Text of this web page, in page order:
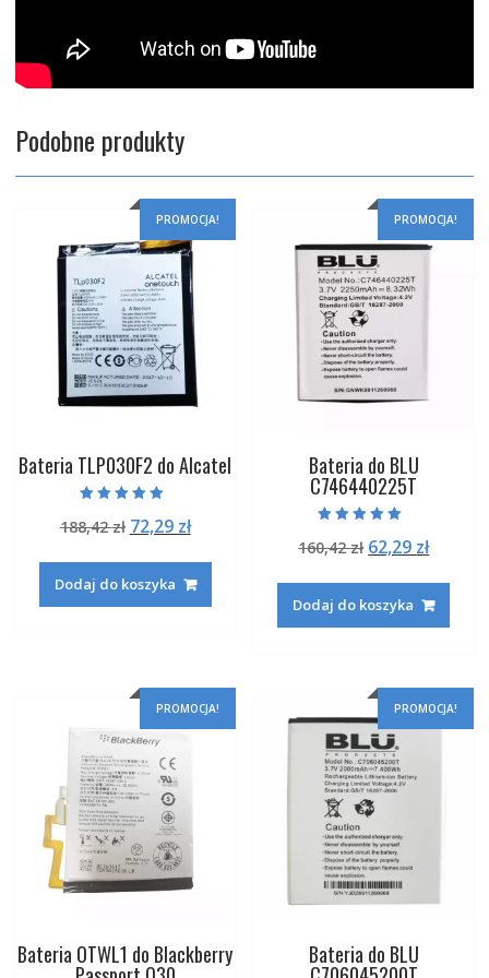
Podobne produkty
PROMOCJA!
Bateria TLP030F2 do Alcatel
5.00
na 5
188,42zł Pierwotna
wynosiła:
188,42 zł.
72,29 złAktualna
72,29 zł.
Dodaj do koszyka
PROMOCJA!
Bateria do BLU
C746440225T
5.00
na 5
160,42zł Pierwotna
wynosiła:
160,42 zł.
62,29 zł
62,29
Dodaj do koszyka
PROMOCJA!
Bateria OTWL1 do Blackberry
PROMOCJA!
Bateria do BLU